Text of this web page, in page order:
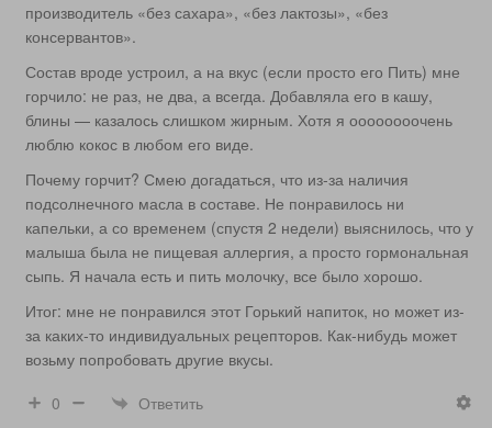
производитель «без сахара», «без лактозы», «без
консервантов».
Состав вроде устроил, а на вкус (если просто его Пить) мне
горчило: не раз, не два, а всегда. Добавляла его в кашу,
блины — казалось слишком жирным. Хотя я оооооооочень
люблю кокос в любом его виде.
Почему горчит? Смею догадаться, что из-за наличия
подсолнечного масла в составе. Не понравилось ни
капельки, а со временем (спустя 2 недели) выяснилось, что у
малыша была не пищевая аллергия, а просто гормональная
сыпь. Я начала есть и пить молочку, все было хорошо.
Итог: мне не понравился этот Горький напиток, но может из-
за каких-то индивидуальных рецепторов. Как-нибудь может
возьму попробовать другие вкусы.
0
Ответить